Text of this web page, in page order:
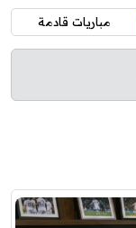
مباريات قادمة